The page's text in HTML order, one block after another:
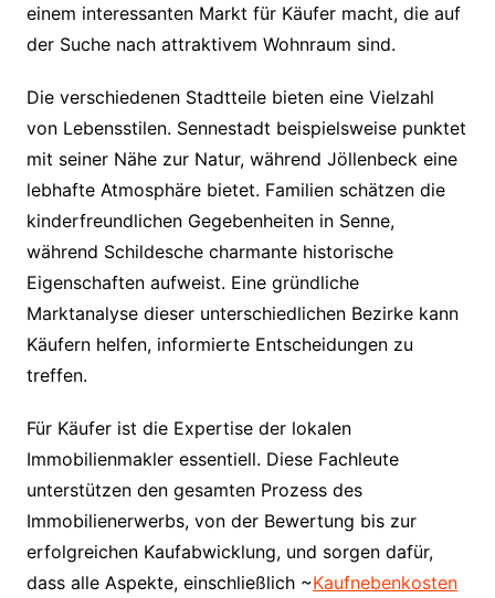
einem interessanten Markt für Käufer macht, die auf
der Suche nach attraktivem Wohnraum sind.
Die verschiedenen Stadtteile bieten eine Vielzahl
von Lebensstilen. Sennestadt beispielsweise punktet
mit seiner Nähe zur Natur, während Jöllenbeck eine
lebhafte Atmosphäre bietet. Familien schätzen die
kinderfreundlichen Gegebenheiten in Senne,
während Schildesche charmante historische
Eigenschaften aufweist. Eine gründliche
Marktanalyse dieser unterschiedlichen Bezirke kann
Käufern helfen, informierte Entscheidungen zu
treffen.
Für Käufer ist die Expertise der lokalen
Immobilienmakler essentiell. Diese Fachleute
unterstützen den gesamten Prozess des
Immobilienerwerbs, von der Bewertung bis zur
erfolgreichen Kaufabwicklung, und sorgen dafür,
dass alle Aspekte, einschließlich ~Kaufnebenkosten